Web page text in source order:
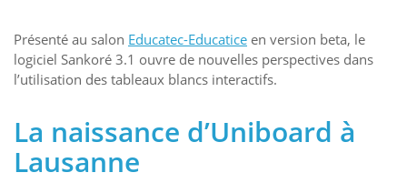
Présenté au salon Educatec-Educatice en version beta, le
logiciel Sankoré 3.1 ouvre de nouvelles perspectives dans
l’utilisation des tableaux blancs interactifs.
La naissance d’Uniboard à
Lausanne